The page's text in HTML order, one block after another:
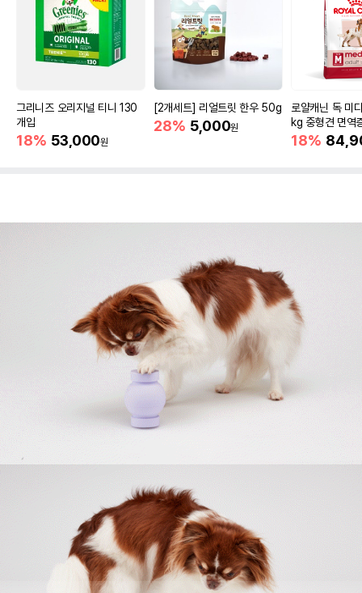
그리니즈 오리지널 티니 130
개입
18% 53,000원
[2개세트] 리얼트릿 한우 50g
28% 5,000원
로얄캐닌 독 미
kg 중형견 면역
18%